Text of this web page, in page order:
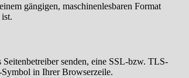
gängigen, maschinenlesbaren Format
senden, eine SSL-bzw. TLS-
Symbol in Ihrer Browserzeile.